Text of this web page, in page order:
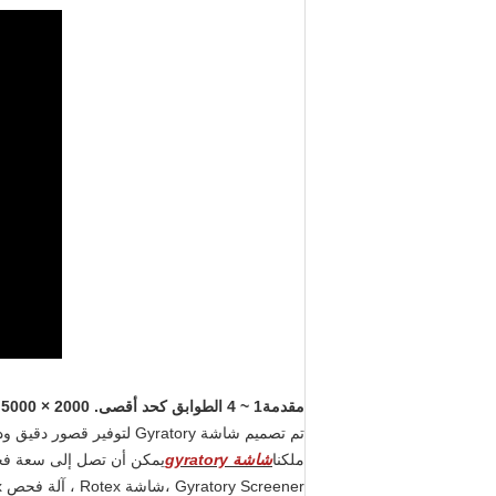
مقدمة1 ~ 4 الطوابق كحد أقصى. 2000 × 5000 مم 10 أطنان/ساعة شاشة شاشة طبيعية الرمال الطبيعية لخنق الرمل السيليكا الطبيعي الجاف مع تبديد حرارة جيدة:
تم تصميم شاشة Gyratory لتوفير قصور دقيق ودقيق للمواد ، فهي تعتمد آلية غريب الأطوار تدفع المادة على سطح الشاشة.
ملكناشاشة gyratory
Gyratory Screener ،
شاشة Rotex ، آلة فحص Rotex ، فاصل Rotex ،